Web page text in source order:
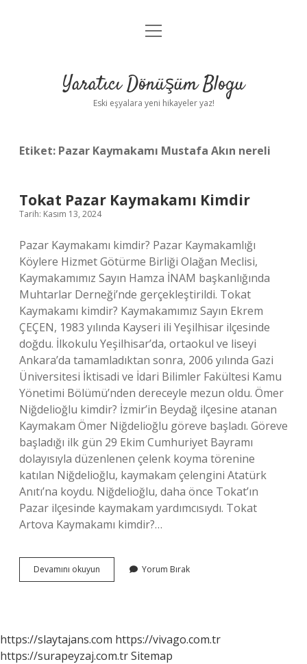
Anasayfa
Yasal Uyarı
menüyü
Yaratıcı Dönüşüm Blogu
Eski eşyalara yeni hikayeler yaz!
Etiket: Pazar Kaymakamı Mustafa Akın nereli
Tokat Pazar Kaymakamı Kimdir
Tarih: Kasım 13, 2024
Pazar Kaymakamı kimdir? Pazar Kaymakamlığı
Köylere Hizmet Götürme Birliği Olağan Meclisi,
Kaymakamımız Sayın Hamza İNAM başkanlığında
Muhtarlar Derneği’nde gerçekleştirildi. Tokat
Kaymakamı kimdir? Kaymakamımız Sayın Ekrem
ÇEÇEN, 1983 yılında Kayseri ili Yeşilhisar ilçesinde
doğdu. İlkokulu Yeşilhisar’da, ortaokul ve liseyi
Ankara’da tamamladıktan sonra, 2006 yılında Gazi
Üniversitesi İktisadi ve İdari Bilimler Fakültesi Kamu
Yönetimi Bölümü’nden dereceyle mezun oldu. Ömer
Niğdelioğlu kimdir? İzmir’in Beydağ ilçesine atanan
Kaymakam Ömer Niğdelioğlu göreve başladı. Göreve
başladığı ilk gün 29 Ekim Cumhuriyet Bayramı
dolayısıyla düzenlenen çelenk koyma törenine
katılan Niğdelioğlu, kaymakam çelengini Atatürk
Anıtı’na koydu. Niğdelioğlu, daha önce Tokat’ın
Pazar ilçesinde kaymakam yardımcısıydı. Tokat
Artova Kaymakamı kimdir?…
Devamını okuyun
Pazar
Yorum Bırak
https://slaytajans.com https://vivago.com.tr
https://surapeyzaj.com.trSitemap